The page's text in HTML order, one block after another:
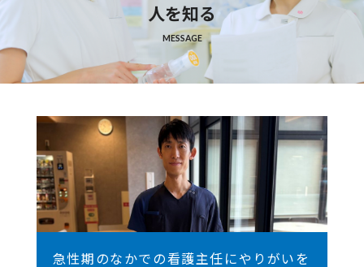
人を知る
MESSAGE
急性期のなかでの看護主任にやりがいを